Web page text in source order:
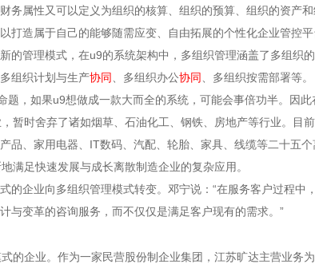
务属性又可以定义为组织的核算、组织的预算、组织的资产
打造属于自己的能够随需应变、自由拓展的个性化企业管控平
的管理模式，在u9的系统架构中，多组织管理涵盖了多组织
组织计划与生产协同 、多组织办公协同
、多组织按需部署等。
题，如果u9想做成一款大而全的系统，可能会事倍功半。因此
暂时舍弃了诸如烟草、石油化工、钢铁、房地产等行业。目
品、家用电器、IT数码、汽配、轮胎、家具、线缆等二十五
满足快速发展与成长离散制造企业的复杂应用。
的企业向多组织管理模式转变。邓宁说：“在服务客户过程中
与变革的咨询服务，而不仅仅是满足客户现有的需求。”
的企业。作为一家民营股份制企业集团，江苏旷达主营业务